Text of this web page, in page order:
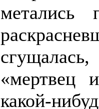
метались
«мертвец
какой-